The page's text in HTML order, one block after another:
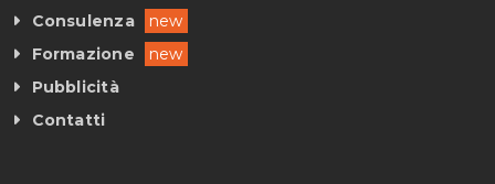
Consulenza
new
Formazione
new
Pubblicità
Contatti